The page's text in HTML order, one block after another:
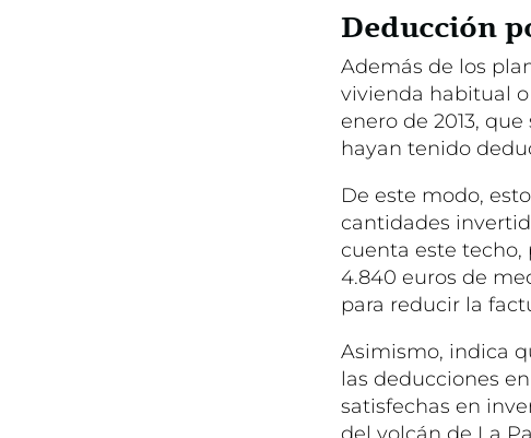
Deducción
Además de los
vivienda habitual
enero de 2013,
hayan tenido
De este modo,
cantidades
cuenta este
4.840 euros de
para reducir la
Asimismo, indica
las deducciones
satisfechas en